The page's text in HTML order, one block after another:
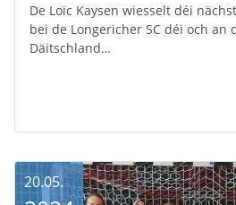
De Loïc Kaysen wiesselt déi
bei de Longericher SC déi och an
Däitschland…
20.05.